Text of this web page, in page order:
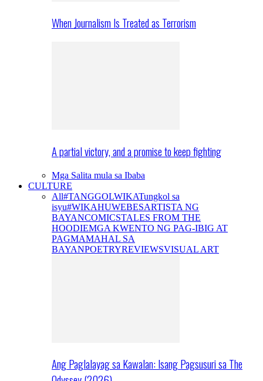
When Journalism Is Treated as Terrorism
A partial victory, and a promise to keep fighting
Mga Salita mula sa Ibaba
CULTURE
All#TANGGOLWIKATungkol sa
isyu#WIKAHUWEBESARTISTA NG
BAYANCOMICSTALES FROM THE
HOODIEMGA KWENTO NG PAG-IBIG AT
PAGMAMAHAL SA
BAYANPOETRYREVIEWSVISUAL ART
Ang Paglalayag sa Kawalan: Isang Pagsusuri sa The